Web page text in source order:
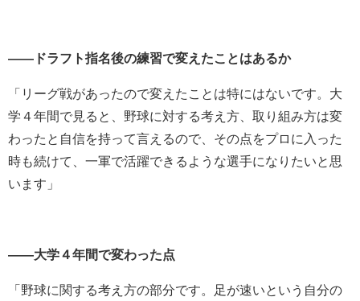
――ドラフト指名後の練習で変えたことはあるか
「リーグ戦があったので変えたことは特にはないです。大
学４年間で見ると、野球に対する考え方、取り組み方は変
わったと自信を持って言えるので、その点をプロに入った
時も続けて、一軍で活躍できるような選手になりたいと思
います」
――大学４年間で変わった点
「野球に関する考え方の部分です。足が速いという自分の